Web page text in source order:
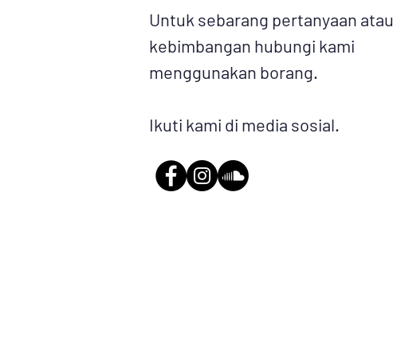
Untuk sebarang pertanyaan atau
kebimbangan hubungi kami
menggunakan borang.
Ikuti kami di media sosial.